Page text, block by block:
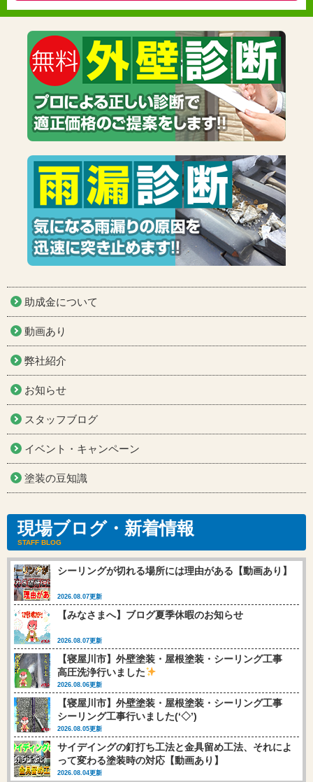
助成金について
動画あり
弊社紹介
お知らせ
スタッフブログ
イベント・キャンペーン
塗装の豆知識
現場ブログ・新着情報
STAFF BLOG
シーリングが切れる場所には理由がある【動画あり】
2026.08.07更新
【みなさまへ】ブログ夏季休暇のお知らせ
2026.08.07更新
【寝屋川市】外壁塗装・屋根塗装・シーリング工事
高圧洗浄行いました
2026.08.06更新
【寝屋川市】外壁塗装・屋根塗装・シーリング工事
シーリング工事行いました(‘◇’)ゞ
2026.08.05更新
サイデイングの釘打ち工法と金具留め工法、それによ
って変わる塗装時の対応【動画あり】
2026.08.04更新